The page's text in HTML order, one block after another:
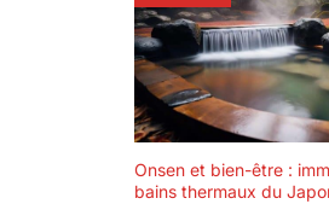
Onsen et bien-être :
bains thermaux du